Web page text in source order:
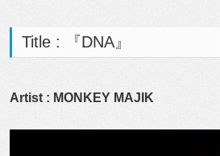
Title : 『DNA』
Artist : MONKEY MAJIK